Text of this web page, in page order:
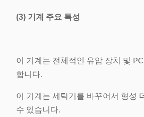
(3) 기계 주요 특성
이 기계는 전체적인 유압 장치 및
합니다.
이 기계는 세탁기를 바꾸어서 형성
수 있습니다.